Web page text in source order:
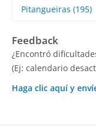
Pitangueiras (195)
Feedback
¿Encontró
(Ej: calendario
Haga clic aquí y